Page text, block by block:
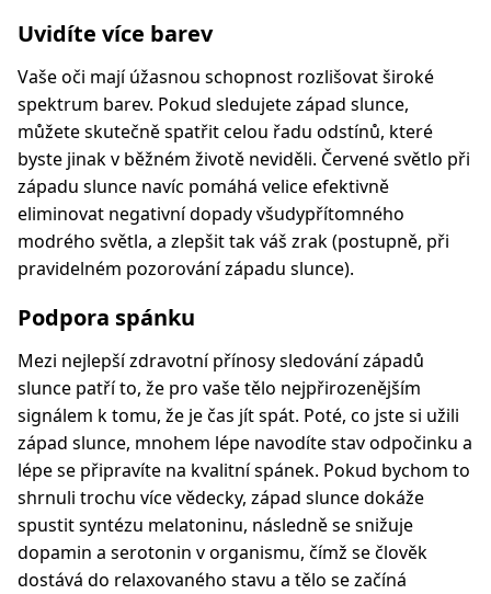
Uvidíte více barev
Vaše oči mají úžasnou schopnost rozlišovat široké
spektrum barev. Pokud sledujete západ slunce,
můžete skutečně spatřit celou řadu odstínů, které
byste jinak v běžném životě neviděli. Červené světlo při
západu slunce navíc pomáhá velice efektivně
eliminovat negativní dopady všudypřítomného
modrého světla, a zlepšit tak váš zrak (postupně, při
pravidelném pozorování západu slunce).
Podpora spánku
Mezi nejlepší zdravotní přínosy sledování západů
slunce patří to, že pro vaše tělo nejpřirozenějším
signálem k tomu, že je čas jít spát. Poté, co jste si užili
západ slunce, mnohem lépe navodíte stav odpočinku a
lépe se připravíte na kvalitní spánek. Pokud bychom to
shrnuli trochu více vědecky, západ slunce dokáže
spustit syntézu melatoninu, následně se snižuje
dopamin a serotonin v organismu, čímž se člověk
dostává do relaxovaného stavu a tělo se začíná